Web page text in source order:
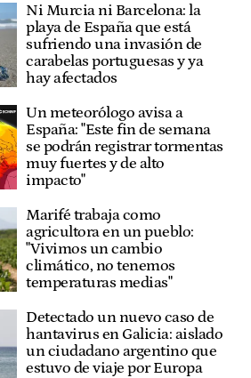
Ni Murcia ni Barcelona: la
playa de España que está
sufriendo una invasión de
carabelas portuguesas y ya
hay afectados
Un meteorólogo avisa a
España: "Este fin de semana
se podrán registrar tormentas
muy fuertes y de alto
impacto"
Marifé trabaja como
agricultora en un pueblo:
"Vivimos un cambio
climático, no tenemos
temperaturas medias"
Detectado un nuevo caso de
hantavirus en Galicia: aislado
un ciudadano argentino que
estuvo de viaje por Europa